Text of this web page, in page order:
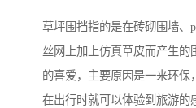
草坪围挡指的是在砖砌围墙、
丝网上加上仿真草皮而产生的
的喜爱，主要原因是一来环保
在出行时就可以体验到旅游的